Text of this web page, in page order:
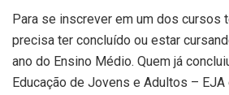
Para se inscrever em um dos cursos
precisa ter concluído ou estar
ano do Ensino Médio. Quem já
Educação de Jovens e Adultos – EJA